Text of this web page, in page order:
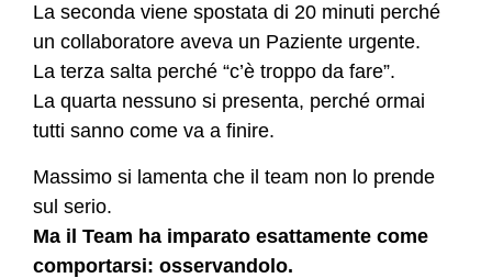
La seconda viene spostata di 20 minuti perché
un collaboratore aveva un Paziente urgente.
La terza salta perché “c’è troppo da fare”.
La quarta nessuno si presenta, perché ormai
tutti sanno come va a finire.
Massimo si lamenta che il team non lo prende
sul serio.
Ma il Team ha imparato esattamente come
comportarsi: osservandolo.